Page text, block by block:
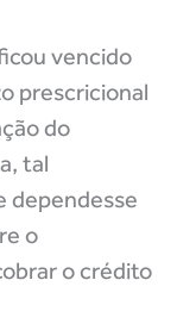
vencido
prescricional
do
tal
dependesse
o
o crédito